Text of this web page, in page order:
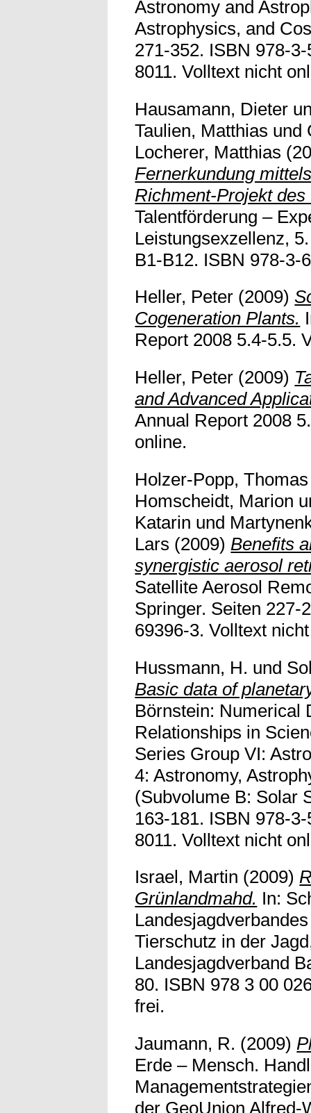
Astronomy and
Astrophysics, and
271-352. ISBN 978-
8011. Volltext nicht
Hausamann, Dieter
Taulien, Matthias und
Locherer, Matthias
Fernerkundung
Richment-Projekt
Talentförderung –
Leistungsexzellenz,
B1-B12. ISBN 978-3-
Heller, Peter (2009)
Cogeneration Plants.
Report 2008 5.4-5.5.
Heller, Peter (2009)
and Advanced
Annual Report 2008
online.
Holzer-Popp, Thomas
Homscheidt, Marion
Katarin und
Lars (2009) Benefits
synergistic aerosol
Satellite Aerosol
Springer. Seiten 227-
69396-3. Volltext
Hussmann, H. und
Basic data of
Börnstein: Numerical
Relationships in
Series Group VI:
4: Astronomy,
(Subvolume B: Solar
163-181. ISBN 978-
8011. Volltext nicht
Israel, Martin (2009)
Grünlandmahd. In:
Tierschutz in der
Landesjagdverband
80. ISBN 978 3 00
frei.
Jaumann, R. (2009)
Erde – Mensch.
der GeoUnion Alfred-